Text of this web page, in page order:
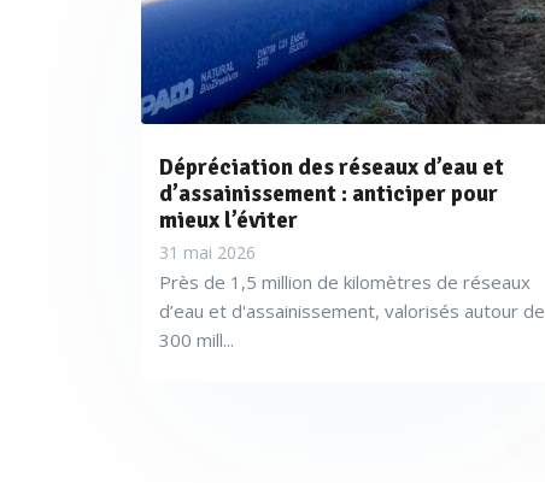
Dépréciation des réseaux d’eau et
d’assainissement : anticiper pour
mieux l’éviter
31 mai 2026
Près de 1,5 million de kilomètres de réseaux
d’eau et d'assainissement, valorisés autour de
300 mill...